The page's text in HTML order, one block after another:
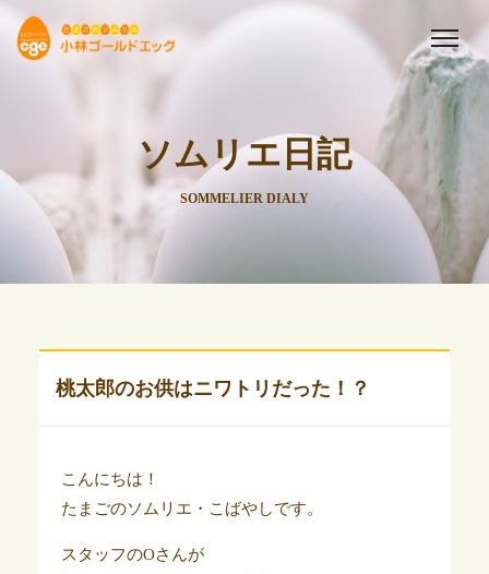
ソムリエ日記
SOMMELIER DIALY
桃太郎のお供はニワトリだった！？
こんにちは！
たまごのソムリエ・こばやしです。
スタッフのOさんが